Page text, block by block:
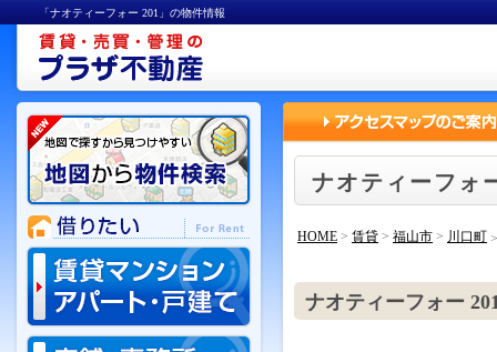
「ナオティーフォー 201」の物件情報
ナオティーフォ
HOME > 賃貸 > 福山市 > 川口町
ナオティーフォー